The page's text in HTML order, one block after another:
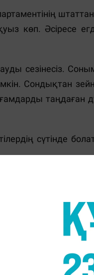
көп. Әсіресе
сезінесіз.
Сондықтан
таңдаған
сүтінде
лактоза
аз, ал олардың
адам
және